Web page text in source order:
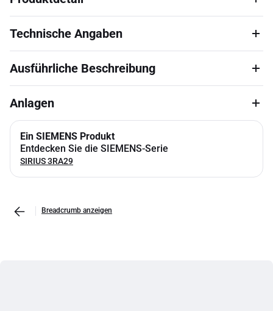
Technische Angaben
Ausführliche Beschreibung
Anlagen
Ein SIEMENS Produkt
Entdecken Sie die SIEMENS-Serie
SIRIUS 3RA29
Breadcrumb anzeigen